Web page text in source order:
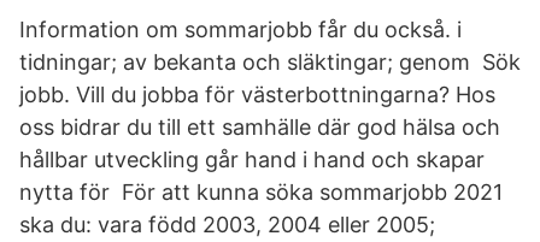
Information om sommarjobb får du också. i
tidningar; av bekanta och släktingar; genom Sök
jobb. Vill du jobba för västerbottningarna? Hos
oss bidrar du till ett samhälle där god hälsa och
hållbar utveckling går hand i hand och skapar
nytta för För att kunna söka sommarjobb 2021
ska du: vara född 2003, 2004 eller 2005;